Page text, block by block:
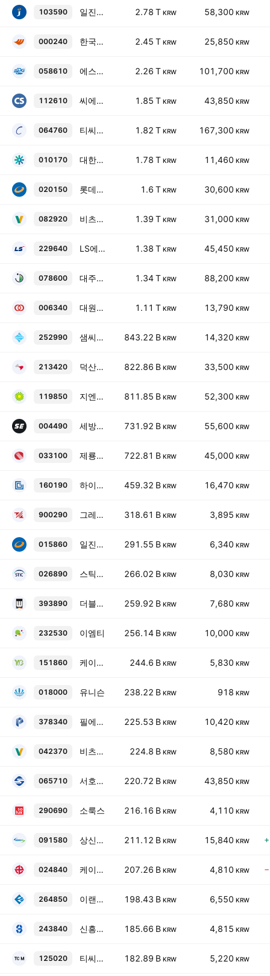
103590 일진전기 보통주 2.78 T KRW 58,300 KRW
000240 한국앤컴퍼니보통주 2.45 T KRW 25,850 KRW
058610 에스피지 2.26 T KRW 101,700 KRW
112610 씨에스윈드보통주 1.85 T KRW 43,850 KRW
064760 티씨케이 1.82 T KRW 167,300 KRW
010170 대한광통신 1.78 T KRW 11,460 KRW
020150 롯데에너지머티리얼즈보통주 1.6 T KRW 30,600 KRW
082920 비츠로셀 1.39 T KRW 31,000 KRW
229640 LS에코에너지보통주 1.38 T KRW 45,450 KRW
078600 대주전자재료 1.34 T KRW 88,200 KRW
006340 대원전선보통주 1.11 T KRW 13,790 KRW
252990 샘씨엔에스 843.22 B KRW 14,320 KRW
213420 덕산네오룩스 822.86 B KRW 33,500 KRW
119850 지엔씨에너지 811.85 B KRW 52,300 KRW
004490 세방전지보통주 731.92 B KRW 55,600 KRW
033100 제룡전기 722.81 B KRW 45,000 KRW
160190 하이젠알앤엠 459.32 B KRW 16,470 KRW
900290 그레이트리치과기유한공사 318.61 B KRW 3,895 KRW
015860 일진홀딩스보통주 291.55 B KRW 6,340 KRW
026890 스틱인베스트먼트보통주 266.02 B KRW 8,030 KRW
393890 더블유씨피 259.92 B KRW 7,680 KRW
232530 이엠티 256.14 B KRW 10,000 KRW
151860 케이지에코솔루션 244.6 B KRW 5,830 KRW
018000 유니슨 238.22 B KRW 918 KRW
378340 필에너지 225.53 B KRW 10,420 KRW
042370 비츠로테크 224.8 B KRW 8,580 KRW
065710 서호전기 220.72 B KRW 43,850 KRW
290690 소룩스 216.16 B KRW 4,110 KRW
091580 상신이디피 211.12 B KRW 15,840 KRW
024840 케이비아이메탈 207.26 B KRW 4,810 KRW
264850 이랜시스 198.43 B KRW 6,550 KRW
243840 신흥에스이씨 185.66 B KRW 4,815 KRW
125020 티씨머티리얼즈 182.89 B KRW 5,220 KRW